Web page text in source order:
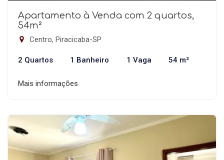
Apartamento à Venda com 2 quartos,
54m²
Centro, Piracicaba-SP
2 Quartos 1 Banheiro 1 Vaga 54 m²
Mais informações